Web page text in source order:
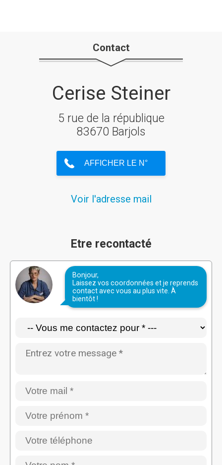
Contact
Cerise Steiner
5 rue de la république
83670 Barjols
Voir l'adresse mail
Etre recontacté
Bonjour,
Laissez vos coordonnées et je reprends
contact avec vous au plus vite. À
bientôt !